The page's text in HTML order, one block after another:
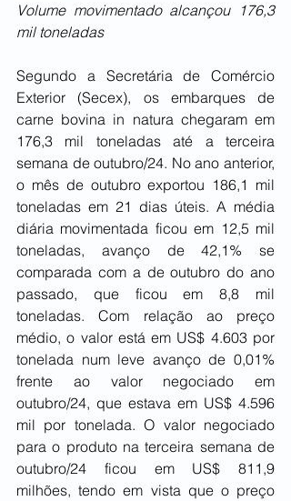
Volume movimentado alcançou 176,3
mil toneladas
Segundo a Secretária de Comércio
Exterior (Secex), os embarques de
carne bovina in natura chegaram em
176,3 mil toneladas até a terceira
semana de outubro/24. No ano anterior,
o mês de outubro exportou 186,1 mil
toneladas em 21 dias úteis. A média
diária movimentada ficou em 12,5 mil
toneladas, avanço de 42,1% se
comparada com a de outubro do ano
passado, que ficou em 8,8 mil
toneladas. Com relação ao preço
médio, o valor está em US$ 4.603 por
tonelada num leve avanço de 0,01%
frente ao valor negociado em
outubro/24, que estava em US$ 4.596
mil por tonelada. O valor negociado
para o produto na terceira semana de
outubro/24 ficou em US$ 811,9
milhões, tendo em vista que o preço